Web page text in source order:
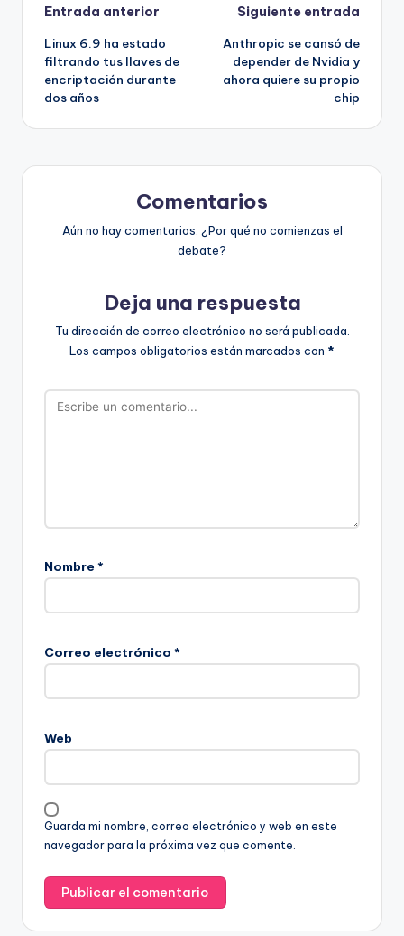
Navegación
de
entradas
Entrada anterior
Linux 6.9 ha estado
filtrando tus llaves de
encriptación durante
dos años
Siguiente entrada
Anthropic se cansó de
depender de Nvidia y
ahora quiere su propio
chip
Comentarios
Aún no hay comentarios. ¿Por qué no comienzas el
debate?
Deja una respuesta
Tu dirección de correo electrónico no será publicada.
Los campos obligatorios están marcados con *
Nombre *
Correo electrónico *
Web
Guarda mi nombre, correo electrónico y web en este
navegador para la próxima vez que comente.